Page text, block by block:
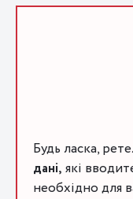
Будь ласка,
дані, які
необхідно для